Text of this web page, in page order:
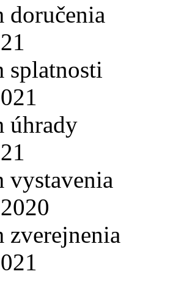
doručenia
splatnosti
úhrady
vystavenia
zverejnenia